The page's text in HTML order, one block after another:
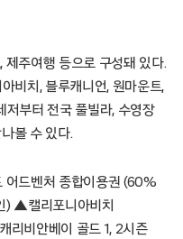
주여행 등으로 구성돼 있다.
비치, 블루캐니언, 원마운트,
부터 전국 풀빌라, 수영장
볼 수 있다.
드벤처 종합이용권 (60%
) ▲캘리포니아비치
리비안베이 골드 1, 2시즌